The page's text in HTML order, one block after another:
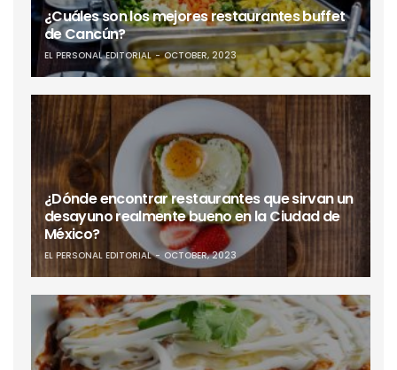
¿Cuáles son los mejores restaurantes buffet
de Cancún?
EL PERSONAL EDITORIAL OCTOBER, 2023
¿Dónde encontrar restaurantes que sirvan un
desayuno realmente bueno en la Ciudad de
México?
EL PERSONAL EDITORIAL OCTOBER, 2023